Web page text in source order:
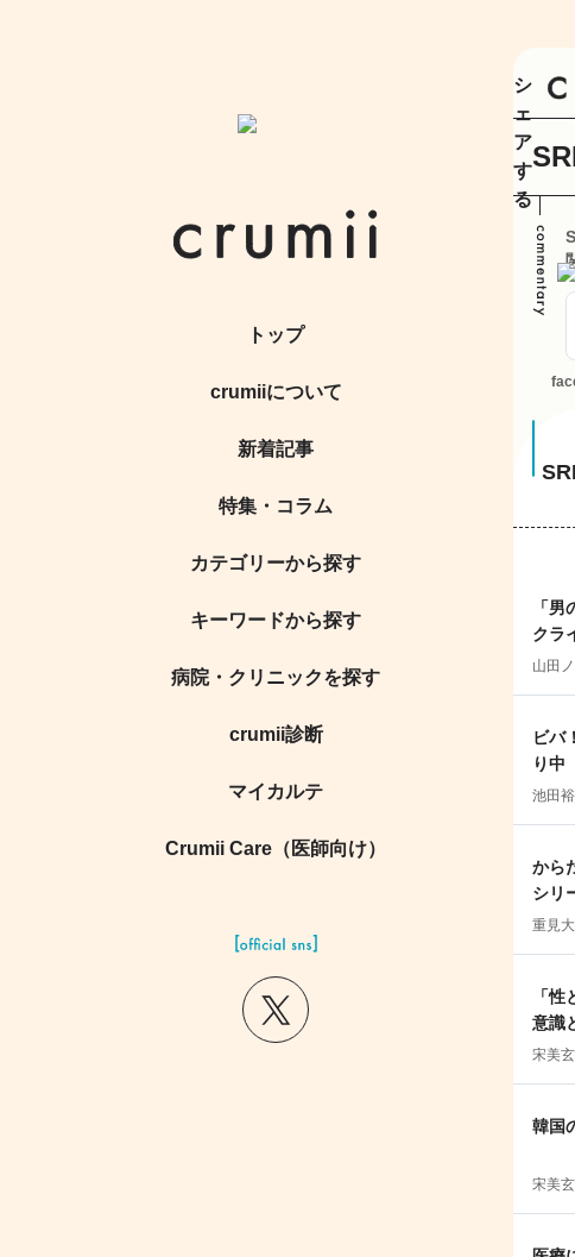
トップ
crumiiについて
新着記事
特集・コラム
カテゴリーから探す
キーワードから探す
病院・クリニックを探す
crumii診断
マイカルテ
Crumii Care（医師向け）
「
クラ
～
山田
ビバ
り中
池田
から
シリ
重見
「
意識
宋美玄
韓国
宋美玄
シ
ェ
ア
す
る